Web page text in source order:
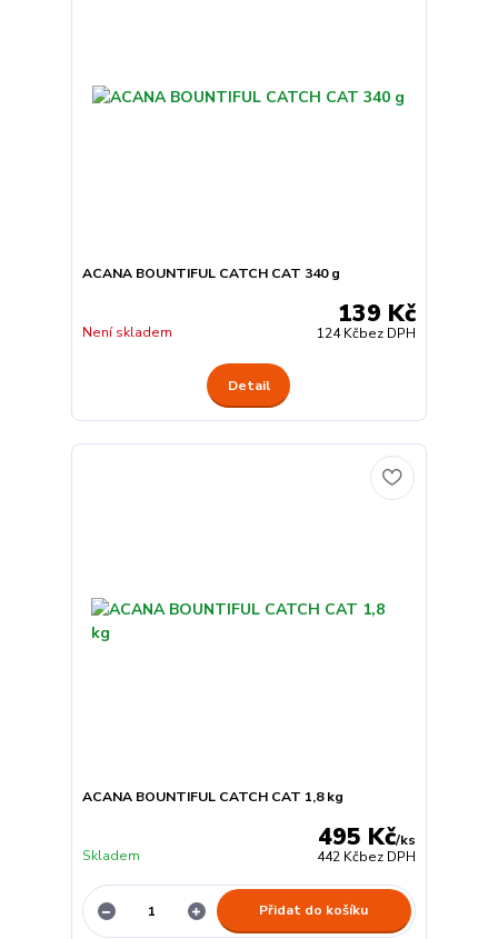
ACANA BOUNTIFUL CATCH CAT 340 g
139 Kč
124 Kčbez DPH
Není skladem
Detail
ACANA BOUNTIFUL CATCH CAT 1,8 kg
495 Kč/ks
442 Kčbez DPH
Skladem
Přidat do košíku